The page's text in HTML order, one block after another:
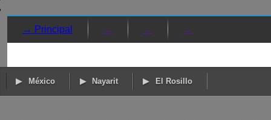
→ Principal → → →
México Nayarit El Rosillo